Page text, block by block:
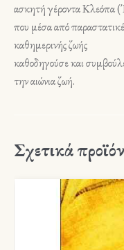
ασκητή γέροντα Κλεόπα
που μέσα από
καθημερινής ζωής
καθοδηγούσε και
την αιώνια ζωή.
Σχετικά